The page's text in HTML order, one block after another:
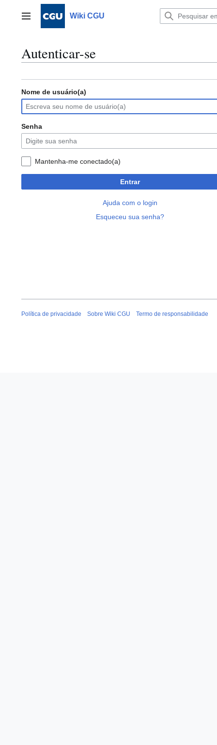
Menu principalWiki CGU
Autenticar-se
Nome de usuário(a)
Senha
Mantenha-me conectado(a)
Entrar
Ajuda com o login
Esqueceu sua senha?
Política de privacidade Sobre Wiki CGU Termo de responsabilidade